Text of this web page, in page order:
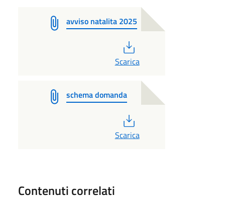
avviso natalita 2025
Scarica
schema domanda
Scarica
Contenuti correlati